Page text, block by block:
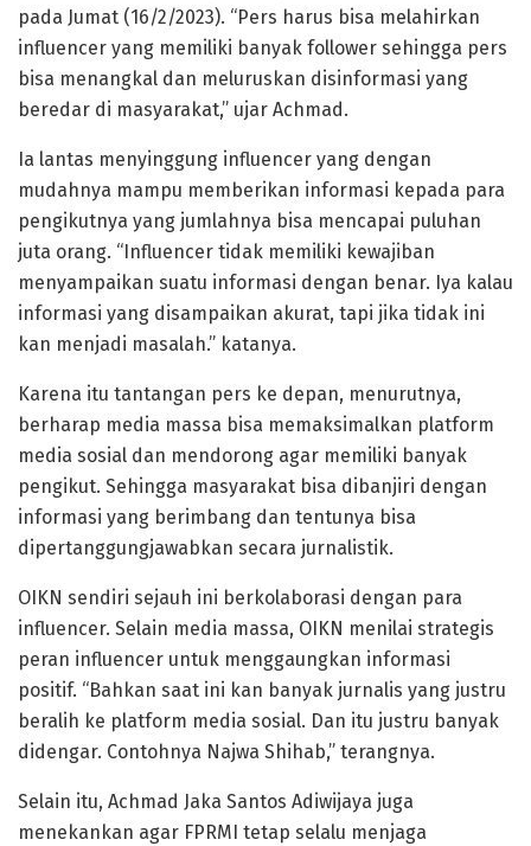
pada Jumat (16/2/2023). “Pers harus bisa melahirkan
influencer yang memiliki banyak follower sehingga pers
bisa menangkal dan meluruskan disinformasi yang
beredar di masyarakat,” ujar Achmad.
Ia lantas menyinggung influencer yang dengan
mudahnya mampu memberikan informasi kepada para
pengikutnya yang jumlahnya bisa mencapai puluhan
juta orang. “Influencer tidak memiliki kewajiban
menyampaikan suatu informasi dengan benar. Iya kalau
informasi yang disampaikan akurat, tapi jika tidak ini
kan menjadi masalah.” katanya.
Karena itu tantangan pers ke depan, menurutnya,
berharap media massa bisa memaksimalkan platform
media sosial dan mendorong agar memiliki banyak
pengikut. Sehingga masyarakat bisa dibanjiri dengan
informasi yang berimbang dan tentunya bisa
dipertanggungjawabkan secara jurnalistik.
OIKN sendiri sejauh ini berkolaborasi dengan para
influencer. Selain media massa, OIKN menilai strategis
peran influencer untuk menggaungkan informasi
positif. “Bahkan saat ini kan banyak jurnalis yang justru
beralih ke platform media sosial. Dan itu justru banyak
didengar. Contohnya Najwa Shihab,” terangnya.
Selain itu, Achmad Jaka Santos Adiwijaya juga
menekankan agar FPRMI tetap selalu menjaga